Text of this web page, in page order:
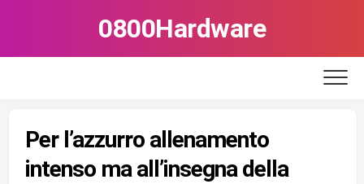
0800Hardware
Per l’azzurro allenamento
intenso ma all’insegna della